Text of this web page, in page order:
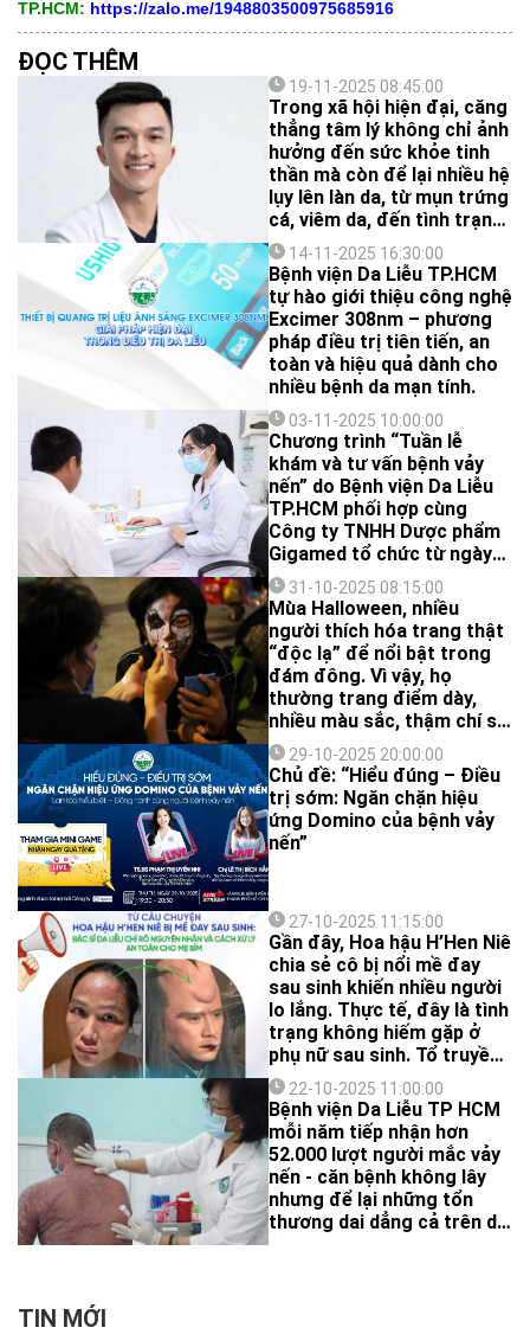
TP.HCM: https://zalo.me/1948803500975685916
ĐỌC THÊM
19-11-2025 08:45:00
Trong xã hội hiện đại, căng
thẳng tâm lý không chỉ ảnh
hưởng đến sức khỏe tinh
thần mà còn để lại nhiều hệ
lụy lên làn da, từ mụn trứng
cá, viêm da, đến tình trạng
sạm màu, lão hóa sớm. Tuy
nhiên, không phải ai cũng
nhận ra mối liên hệ chặt
chẽ giữa stress và các vấn
đề da liễu. Vậy cơ chế ảnh
hưởng cụ thể là gì, và đâu
là cách kiểm soát hiệu
quả?
14-11-2025 16:30:00
Bệnh viện Da Liễu TP.HCM
tự hào giới thiệu công nghệ
Excimer 308nm – phương
pháp điều trị tiên tiến, an
toàn và hiệu quả dành cho
nhiều bệnh da mạn tính.
03-11-2025 10:00:00
Chương trình “Tuần lễ
khám và tư vấn bệnh vảy
nến” do Bệnh viện Da Liễu
TP.HCM phối hợp cùng
Công ty TNHH Dược phẩm
Gigamed tổ chức từ ngày
27/10/2025 đến 31/10/2025
đã chính thức khép lại với
nhiều kết quả tích cực.
31-10-2025 08:15:00
Mùa Halloween, nhiều
người thích hóa trang thật
“độc lạ” để nổi bật trong
đám đông. Vì vậy, họ
thường trang điểm dày,
nhiều màu sắc, thậm chí sử
dụng phụ kiện không rõ
nguồn gốc, rất dễ bị dị ứng,
viêm da nặng nề.
29-10-2025 20:00:00
Chủ đề: “Hiểu đúng – Điều
trị sớm: Ngăn chặn hiệu
ứng Domino của bệnh vảy
nến”
27-10-2025 11:15:00
Gần đây, Hoa hậu H’Hen Niê
chia sẻ cô bị nổi mề đay
sau sinh khiến nhiều người
lo lắng. Thực tế, đây là tình
trạng không hiếm gặp ở
phụ nữ sau sinh. Tổ truyền
thông – BV Da Liễu TP.HCM
đã có cuộc trao đổi với
BS.CKII Đoàn Văn Lợi Em –
Trưởng khoa Khám bệnh,
Bệnh viện Da Liễu TP.HCM,
để hiểu rõ hơn về nguyên
nhân và cách chăm sóc an
toàn cho mẹ đang cho con
22-10-2025 11:00:00
Bệnh viện Da Liễu TP HCM
mỗi năm tiếp nhận hơn
52.000 lượt người mắc vảy
nến - căn bệnh không lây
nhưng để lại những tổn
thương dai dẳng cả trên da
TIN MỚI